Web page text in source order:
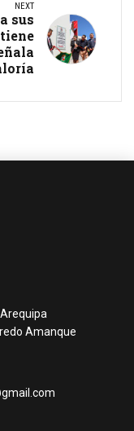
NEXT
sus
Amanque